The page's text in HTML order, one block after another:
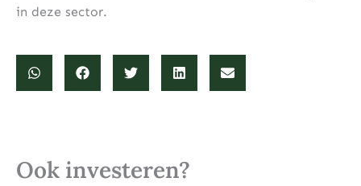
in deze sector.
Ook investeren?